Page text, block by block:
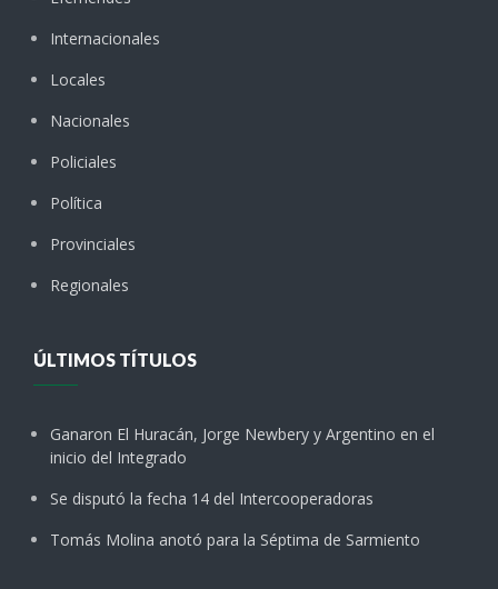
Internacionales
Locales
Nacionales
Policiales
Política
Provinciales
Regionales
ÚLTIMOS TÍTULOS
Ganaron El Huracán, Jorge Newbery y Argentino en el
inicio del Integrado
Se disputó la fecha 14 del Intercooperadoras
Tomás Molina anotó para la Séptima de Sarmiento